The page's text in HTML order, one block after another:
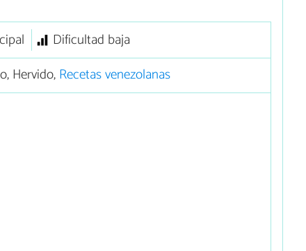
Dificultad baja
Hervido,Recetas venezolanas